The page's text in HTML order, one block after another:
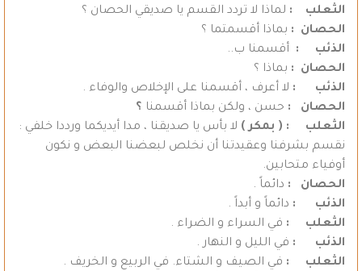
الثعلب : لماذا لا تردد القسم يا صديقي الحصان ؟
الحصان : بماذا أقسمتما ؟
الذئب : أقسمنا ب..
الحصان : بماذا ؟
الذئب : لا أعرف ، أقسمنا على الإخلاص والوفاء .
الحصان : حسن ، ولكن بماذا أقسمنا ؟
الثعلب : ( بمكر ) لا بأس يا صديقنا ، مدا أيديكما ورددا خلفي :
نقسم بشرفنا وعقيدتنا أن نخلص لبعضنا البعض و نكون
أوفياء متحابين.
الحصان : دائماً .
الذئب : دائماً و أبداً .
الثعلب : في السراء و الضراء .
الذئب : في الليل و النهار .
الثعلب : في الصيف و الشتاء. في الربيع و الخريف .